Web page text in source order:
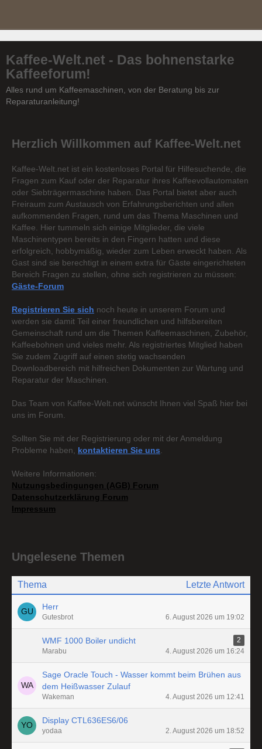
Kaffee-Welt.net - Das bohnenstarke
Kaffeeforum!
Alles rund um Kaffeemaschinen, von der Beratung bis zur
Reparaturanleitung!
Herzlich Willkommen auf Kaffee-Welt.net
Kaffee-Welt.net ist ein kostenloses Portal für Hilfesuchende, die
Fragen zum Kauf oder der Reparatur ihres Kaffeevollautomaten
oder Siebträgermaschine haben. Das Portal bietet aber auch
Freiraum zum Austausch von Erfahrungsberichten und allen
aufkommenden Fragen, rund um das Thema Maschinen und
Kaffee. Hier tummeln sich einige Mitglieder, die viele
Maschinentypen bereits in den Fingern hatten und diese
erfolgreich, hobbymäßig, wieder zum Leben erweckt haben. Als
Gast sind sie berechtigt in einem extra für Gäste eingerichteten
Bereich Fragen zu stellen, ohne sich registrieren zu müssen:
Gäste-Forum
Registrieren Sie sich noch heute in unserem Forum und
werden sie damit Teil einer freundlichen und hilfsbereiten
Gemeinschaft rund um die Themen Kaffeemaschinen, Zubehör,
Kaffeebohnen und vieles mehr. Als registriertes Mitglied haben
Sie zudem Zugriff auf einen stetig wachsenden
Downloadbereich mit hilfreichen Dokumenten zur Wartung und
Reparatur der Maschinen.
Das Team von Kaffee-Welt.net wünscht Ihnen viel Spaß hier bei
uns im Forum.
Sollten Sie mit der Registrierung oder mit der Anmeldung
Probleme haben, kontaktieren Sie uns
Weitere Informationen:
Nutzungsbedingungen (AGB) Forum
Datenschutzerklärung Forum
Impressum
Ungelesene Themen
Thema Letzte Antwort
Herr
Gutesbrot 6. August 2026 um 19:02
WMF 1000 Boiler undicht
2
Marabu
4. August 2026 um 16:24
Sage Oracle Touch - Wasser kommt beim Brühen aus
dem Heißwasser Zulauf
Wakeman 4. August 2026 um 12:41
Display CTL636ES6/06
yodaa 2. August 2026 um 18:52